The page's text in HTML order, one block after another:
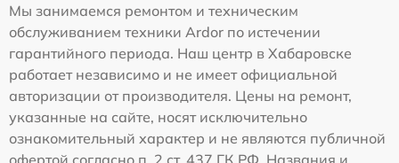
Мы занимаемся ремонтом и техническим
обслуживанием техники Ardor по истечении
гарантийного периода. Наш центр в Хабаровске
работает независимо и не имеет официальной
авторизации от производителя. Цены на ремонт,
указанные на сайте, носят исключительно
ознакомительный характер и не являются публичной
офертой согласно п. 2 ст. 437 ГК РФ. Названия и